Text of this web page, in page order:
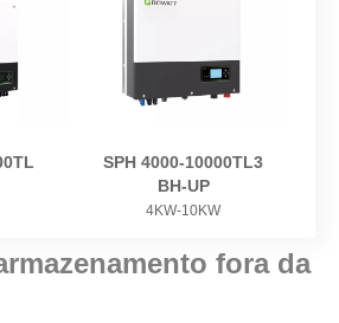
SPH 4000-10000TL3
BH-UP
4KW-10KW
fora da